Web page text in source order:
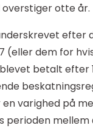
otte år.
efter
(eller dem for
betalt efter
varighed på
perioden